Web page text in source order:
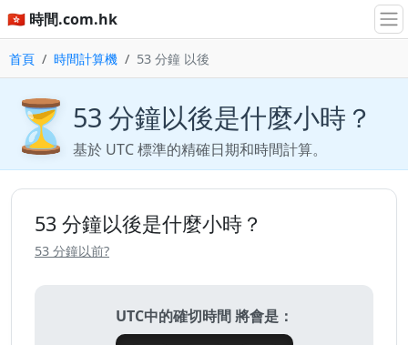
🇭🇰 時間.com.hk
首頁 時間計算機 53 分鐘 以後
⏳ 53 分鐘以後是什麼小時？
基於 UTC 標準的精確日期和時間計算。
53 分鐘以後是什麼小時？
53 分鐘以前?
UTC中的確切時間 將會是：